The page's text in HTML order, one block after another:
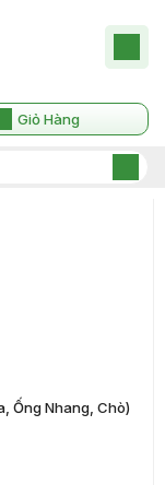
Giỏ Hàng
Ống Nhang, Chò)